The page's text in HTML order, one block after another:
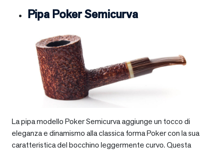
Pipa Poker Semicurva
La pipa modello Poker Semicurva aggiunge un tocco di
eleganza e dinamismo alla classica forma Poker con la sua
caratteristica del bocchino leggermente curvo. Questa